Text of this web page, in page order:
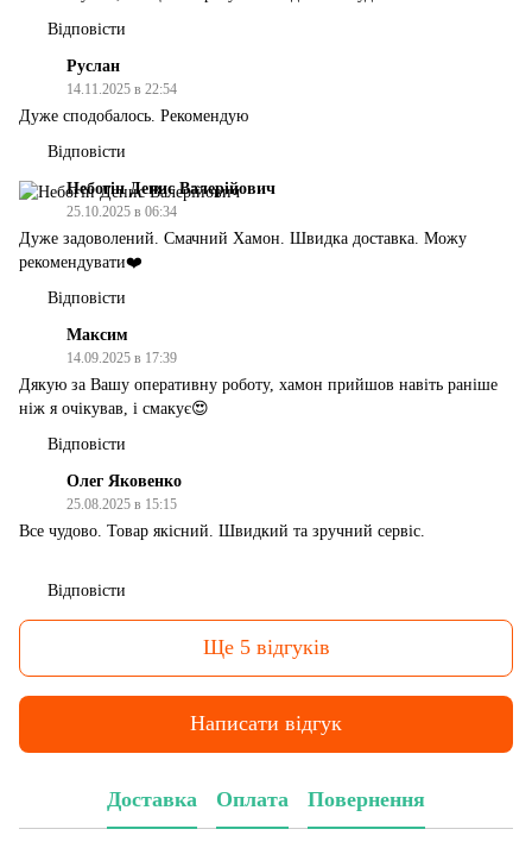
Відповісти
Руслан
14.11.2025 в 22:54
Дуже сподобалось. Рекомендую
Відповісти
Небогін Денис Валерійович
25.10.2025 в 06:34
Дуже задоволений. Смачний Хамон. Швидка доставка. Можу
рекомендувати❤️
Відповісти
Максим
14.09.2025 в 17:39
Дякую за Вашу оперативну роботу, хамон прийшов навіть раніше
ніж я очікував, і смакує😍
Відповісти
Олег Яковенко
25.08.2025 в 15:15
Все чудово. Товар якісний. Швидкий та зручний сервіс.
Відповісти
Ще 5 відгуків
Написати відгук
Доставка Оплата Повернення